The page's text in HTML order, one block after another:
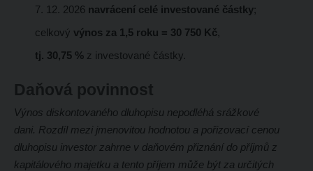
7. 12. 2026 navrácení celé investované částky;
celkový výnos za 1,5 roku = 30 750 Kč,
tj. 30,75 %z investované částky.
Daňová povinnost
Výnos diskontovaného dluhopisu nepodléhá srážkové
dani. Rozdíl mezi jmenovitou hodnotou a pořizovací cenou
dluhopisu investor zahrne v daňovém přiznání do příjmů z
kapitálového majetku a tento příjem může být za určitých